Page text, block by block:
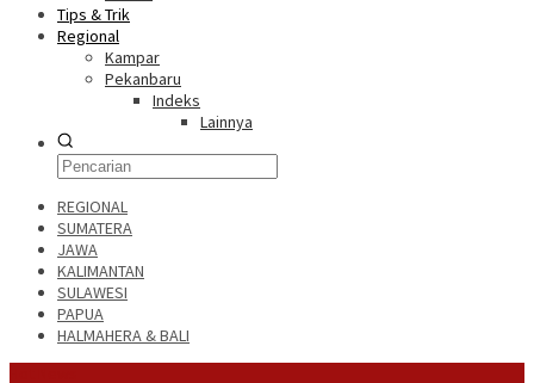
Tips & Trik
Regional
Kampar
Pekanbaru
Indeks
Lainnya
REGIONAL
SUMATERA
JAWA
KALIMANTAN
SULAWESI
PAPUA
HALMAHERA & BALI